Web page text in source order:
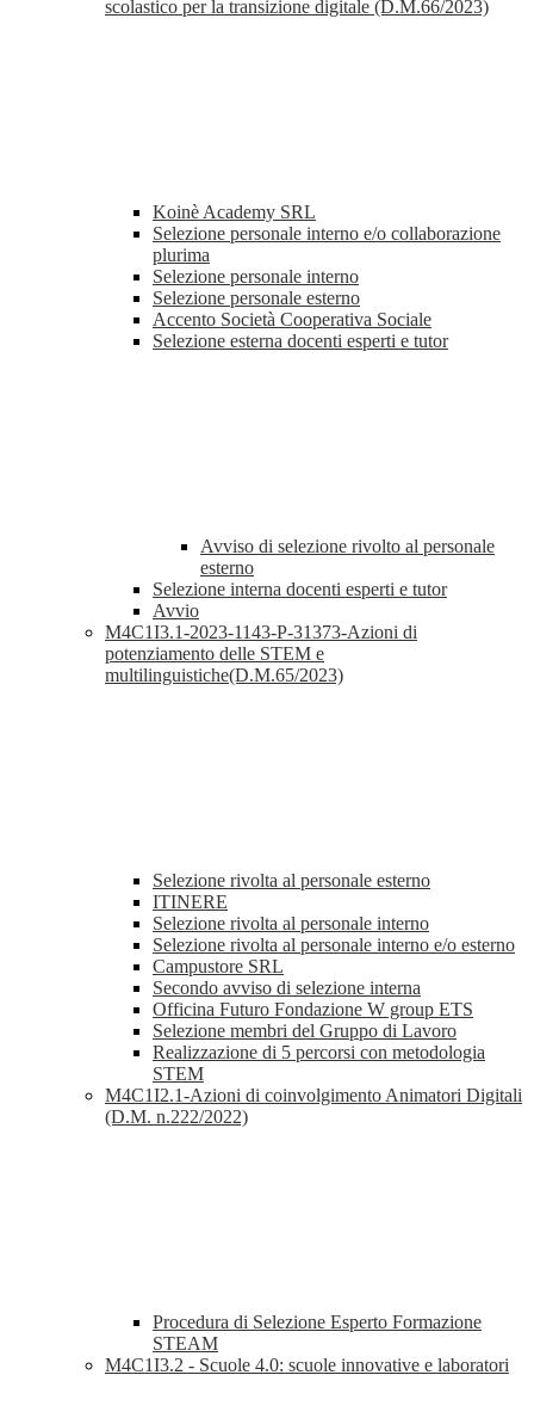
scolastico per la transizione digitale (D.M.66/2023)
Koinè Academy SRL
Selezione personale interno e/o collaborazione
plurima
Selezione personale interno
Selezione personale esterno
Accento Società Cooperativa Sociale
Selezione esterna docenti esperti e tutor
Avviso di selezione rivolto al personale
esterno
Selezione interna docenti esperti e tutor
Avvio
M4C1I3.1-2023-1143-P-31373-Azioni di
potenziamento delle STEM e
multilinguistiche(D.M.65/2023)
Selezione rivolta al personale esterno
ITINERE
Selezione rivolta al personale interno
Selezione rivolta al personale interno e/o esterno
Campustore SRL
Secondo avviso di selezione interna
Officina Futuro Fondazione W group ETS
Selezione membri del Gruppo di Lavoro
Realizzazione di 5 percorsi con metodologia
STEM
M4C1I2.1-Azioni di coinvolgimento Animatori Digitali
(D.M. n.222/2022)
Procedura di Selezione Esperto Formazione
STEAM
M4C1I3.2 - Scuole 4.0: scuole innovative e laboratori